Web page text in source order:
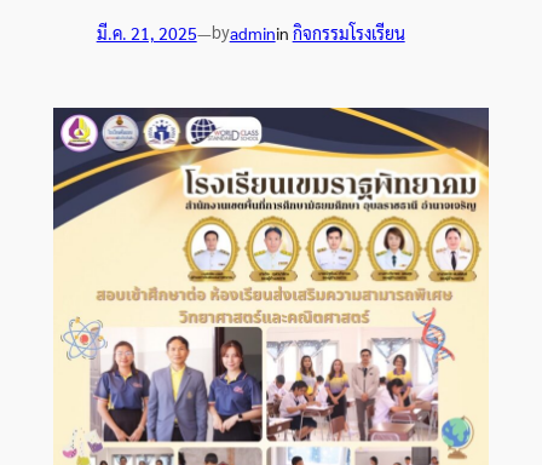
มี.ค. 21, 2025—byadminin กิจกรรมโรงเรียน